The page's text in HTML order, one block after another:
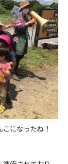
になったね！